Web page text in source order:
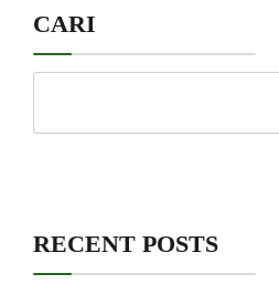
CARI
RECENT POSTS